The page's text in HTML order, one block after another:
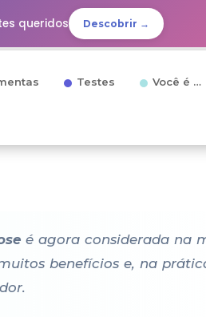
queridos Descobrir →
Testes Você é …
é agora considerada na
benefícios e, na